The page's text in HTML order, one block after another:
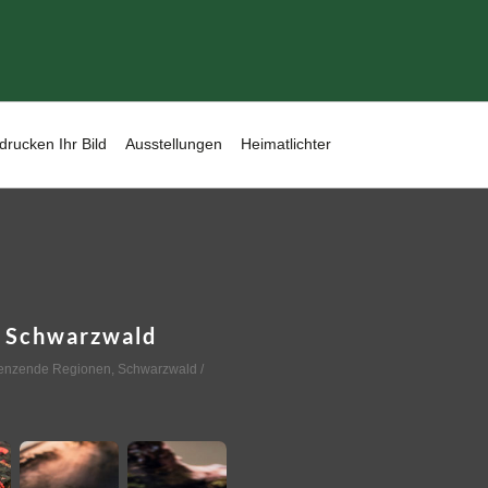
Ihr Bild Ausstellungen Heimatlichter
Regionen, Schwarzwald /